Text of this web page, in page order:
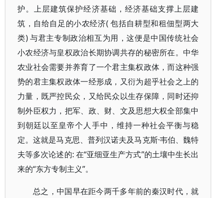
护。上层建筑保护经济基础，经济基础支撑上层建
筑，自给自足的小农经济( 包括自耕型和租佃型两大
类) 与君主专制政治相互为用，这便是中国传统社会
小农经济与皇权政治长期协调共存的秘密所在。中华
农业社会需要并养育了一个君主集权政体，而这种强
势的君主集权政体一经形成，又衍为超乎社会之上的
力量，既严控民众，又给民众以生存保障，同时还抑
制外臣权力，把军、政、财、文及思想大权全部集中
到朝廷以至皇帝个人手中，维持一种社会平衡与稳
定。这就是马克思、普列汉诺夫及马克斯·韦伯、魏特
夫等多次论述的: 在“亚细亚生产方式”的土壤中生长出
来的“东方专制主义”。
总之，中国早在距今两千多年前的秦汉时代，就